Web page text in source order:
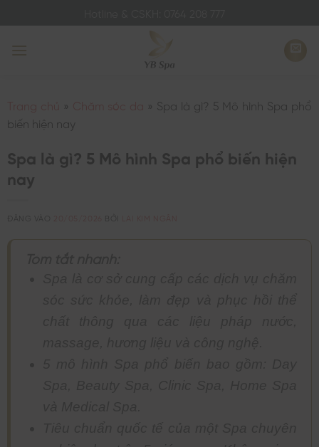
» »
Spa là gì? 5 Mô hình Spa phổ
biến hiện nay
Spa là gì? 5 Mô hình Spa phổ biến hiện
nay